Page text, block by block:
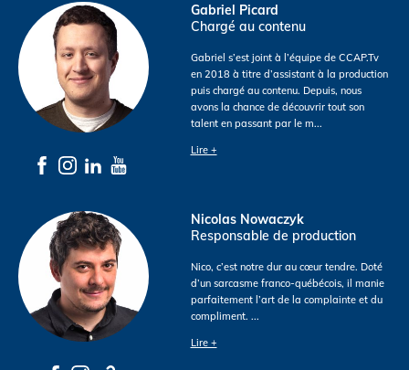
Gabriel Picard
Chargé au contenu
Gabriel s’est joint à l’équipe de CCAP.Tv
en 2018 à titre d’assistant à la production
puis chargé au contenu. Depuis, nous
avons la chance de découvrir tout son
talent en passant par le m...
Lire +
Nicolas Nowaczyk
Responsable de production
Nico, c’est notre dur au cœur tendre. Doté
d’un sarcasme franco-québécois, il manie
parfaitement l’art de la complainte et du
compliment. ...
Lire +